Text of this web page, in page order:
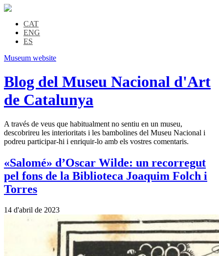
CAT
ENG
ES
Museum website
Blog del Museu Nacional d'Art
de Catalunya
A través de veus que habitualment no sentiu en un museu,
descobrireu les interioritats i les bambolines del Museu Nacional i
podreu participar-hi i enriquir-lo amb els vostres comentaris.
«Salomé» d’Oscar Wilde: un recorregut
pel fons de la Biblioteca Joaquim Folch i
Torres
14 d'abril de 2023